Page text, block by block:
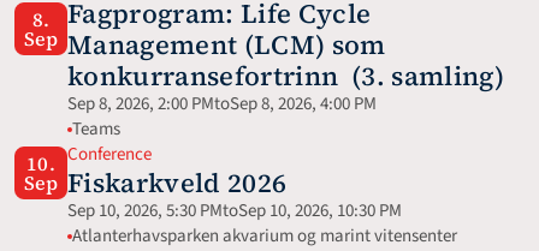
8.
Sep
Fagprogram: Life Cycle
Management (LCM) som
konkurransefortrinn  (3. samling)
Sep 8, 2026, 2:00 PMtoSep 8, 2026, 4:00 PM
Teams
10.
Sep
Conference
Fiskarkveld 2026
Sep 10, 2026, 5:30 PMtoSep 10, 2026, 10:30 PM
Atlanterhavsparken akvarium og marint vitensenter